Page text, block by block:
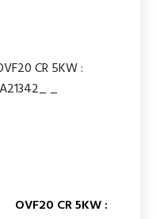
OVF20 CR 5KW :